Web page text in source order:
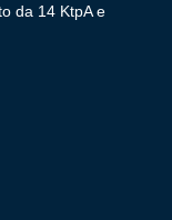
da 14 KtpA e